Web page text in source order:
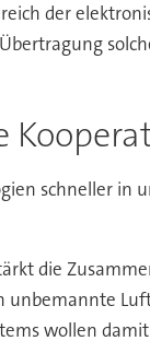
der
schneller
die
unbemannte
wollen